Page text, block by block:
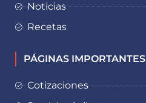
Noticias
Recetas
PÁGINAS IMPORTANTES
Cotizaciones